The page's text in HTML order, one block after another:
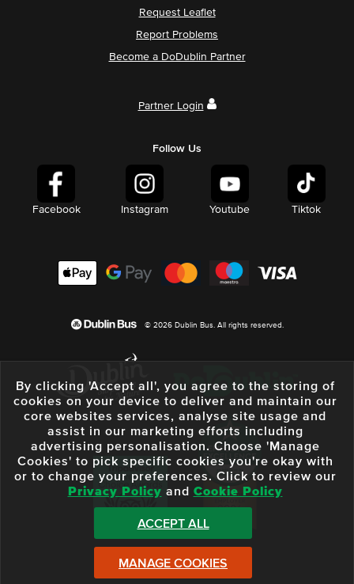
Request Leaflet
Report Problems
Become a DoDublin Partner
Partner Login
Follow Us
Facebook Instagram Youtube Tiktok
© 2026 Dublin Bus. All rights reserved.
By clicking 'Accept all', you agree to the storing of
cookies on your device to deliver and maintain our
core websites services, analyse site usage and
assist in our marketing efforts including
advertising personalisation. Choose 'Manage
Cookies' to pick specific cookies you're okay with
or to change your preferences. Click to review our
Privacy Policy and Cookie Policy
ACCEPT ALL
MANAGE COOKIES